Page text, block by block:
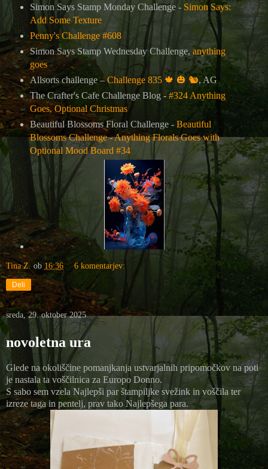
Simon Says Stamp Monday Challenge - Simon Says:
Add Some Texture
Penny's Challenge #608
Simon Says Stamp Wednesday Challenge, anything
goes
Allsorts challenge –Challenge 835 🍁 🎃 🐿️, AG
The Crafter's Cafe Challenge Blog-#324 Anything
Goes, Optional Christmas
Beautiful Blossoms Floral Challenge - Beautiful
Blossoms Challenge - Anything Florals Goes with
Optional Mood Board #34
Tina Z. ob16:36 6 komentarjev:
Deli
sreda, 29. oktober 2025
novoletna ura
Glede na okoliščine pomanjkanja ustvarjalnih pripomočkov na poti
je nastala ta voščilnica za Europo Donno.
S sabo sem vzela Najlepši par štampiljke svežink in voščila ter
izreze taga in pentelj, prav tako Najlepšega para.